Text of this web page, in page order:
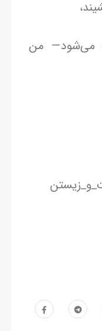
می‌شود— من